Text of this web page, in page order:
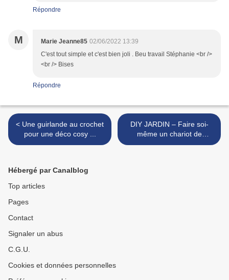
Répondre
M Marie Jeanne85 02/06/2022 13:39
C'est tout simple et c'est bien joli . Beu travail Stéphanie <br />
<br /> Bises
Répondre
< Une guirlande au crochet
pour une déco cosy ...
DIY JARDIN – Faire soi-
même un chariot de
jardinage manoeuvrable à 4
Hébergé par Canalblog
Top articles
Pages
Contact
Signaler un abus
C.G.U.
Cookies et données personnelles